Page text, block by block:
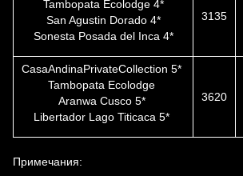
Tambopata Ecolodge 4*
San Agustin Dorado 4*
Sonesta Posada del Inca 4*
3135
CasaAndinaPrivateCollection 5*
Tambopata Ecolodge
Aranwa Cusco 5*
Libertador Lago Titicaca 5*
3620
Примечания: